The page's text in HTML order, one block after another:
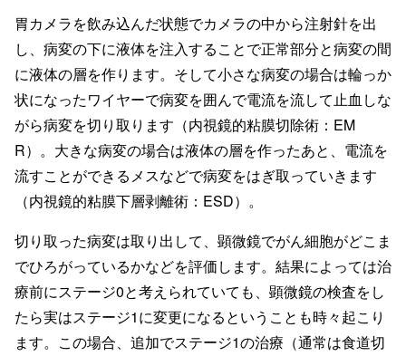
胃カメラを飲み込んだ状態でカメラの中から注射針を出
し、病変の下に液体を注入することで正常部分と病変の間
に液体の層を作ります。そして小さな病変の場合は輪っか
状になったワイヤーで病変を囲んで電流を流して止血しな
がら病変を切り取ります（内視鏡的粘膜切除術：EM
R）。大きな病変の場合は液体の層を作ったあと、電流を
流すことができるメスなどで病変をはぎ取っていきます
（内視鏡的粘膜下層剥離術：ESD）。
切り取った病変は取り出して、顕微鏡でがん細胞がどこま
でひろがっているかなどを評価します。結果によっては治
療前にステージ0と考えられていても、顕微鏡の検査をし
たら実はステージ1に変更になるということも時々起こり
ます。この場合、追加でステージ1の治療（通常は食道切